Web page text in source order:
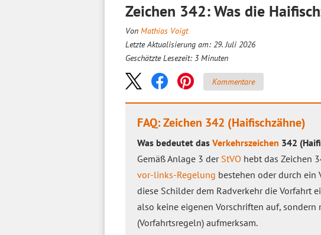
Zeichen 342: Was die
Von Mathias Voigt
Letzte Aktualisierung am: 29. Juli 2026
Geschätzte Lesezeit: 3 Minuten
Kommentare
FAQ: Zeichen 342 (Haifischzähne)
Was bedeutet das Verkehrszeichen 342
Gemäß Anlage 3 der StVO hebt das Zeichen
vor-links-Regelung bestehen oder durch ein
diese Schilder dem Radverkehr die Vorfahrt
also keine eigenen Vorschriften auf,
(Vorfahrtsregeln) aufmerksam.